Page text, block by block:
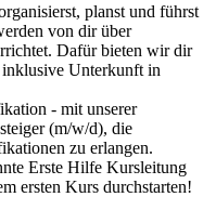
planst und führst
von dir über
Dafür bieten wir dir
Unterkunft in
- mit unserer
(m/w/d), die
zu erlangen.
Erste Hilfe Kursleitung
ersten Kurs durchstarten!